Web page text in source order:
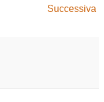
Successiva